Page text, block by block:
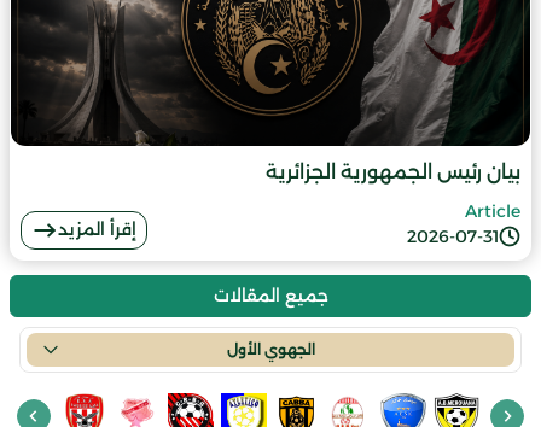
بيان رئيس الجمهورية الجزائرية
2026-07-31
Article
إقرأ المزيد
جميع المقالات
الجهوي الأول